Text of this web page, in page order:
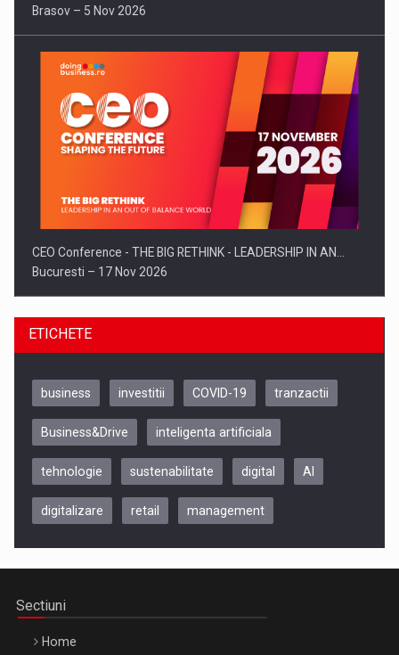
Brasov – 5 Nov 2026
CEO Conference - THE BIG RETHINK - LEADERSHIP IN AN…
Bucuresti – 17 Nov 2026
Be Inspired. Make it Happen!, CLUJ, 9 Decembrie
ETICHETE
business investitii COVID-19 tranzactii
Business&Drive inteligenta artificiala
tehnologie sustenabilitate digital AI
digitalizare retail management
Sectiuni
Home